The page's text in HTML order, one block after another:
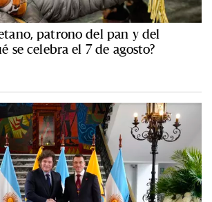
patrono del pan y del
se celebra el 7 de agosto?